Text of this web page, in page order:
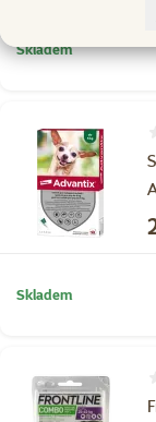
Skladem
Skladem